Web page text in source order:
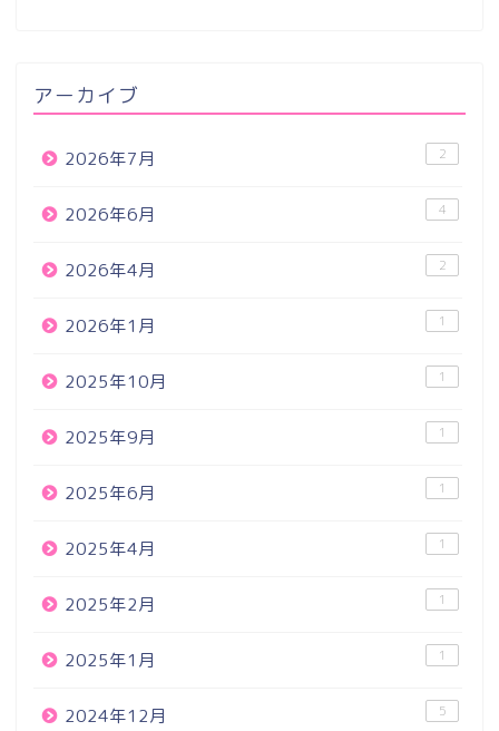
アーカイブ
2026年7月 2
2026年6月 4
2026年4月 2
2026年1月 1
2025年10月 1
2025年9月 1
2025年6月 1
2025年4月 1
2025年2月 1
2025年1月 1
2024年12月 5